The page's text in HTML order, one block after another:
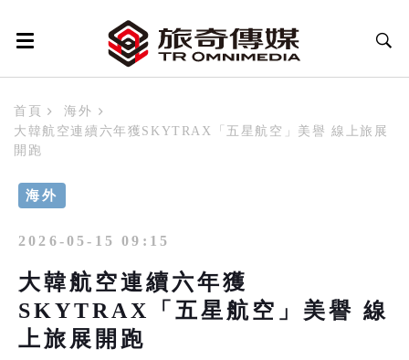
首頁
海外
大韓航空連續六年獲SKYTRAX「五星航空」美譽 線上旅展
開跑
海外
2026-05-15 09:15
大韓航空連續六年獲
SKYTRAX「五星航空」美譽 線
上旅展開跑